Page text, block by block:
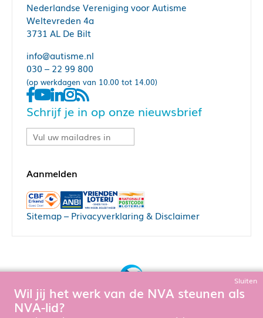
Nederlandse Vereniging voor Autisme
Weltevreden 4a
3731 AL De Bilt
info@autisme.nl
030 – 22 99 800
(op werkdagen van 10.00 tot 14.00)
Schrijf je in op onze nieuwsbrief
Sitemap– Privacyverklaring & Disclaimer
Sluiten
Wil jij het werk van de NVA steunen als
NVA-lid?